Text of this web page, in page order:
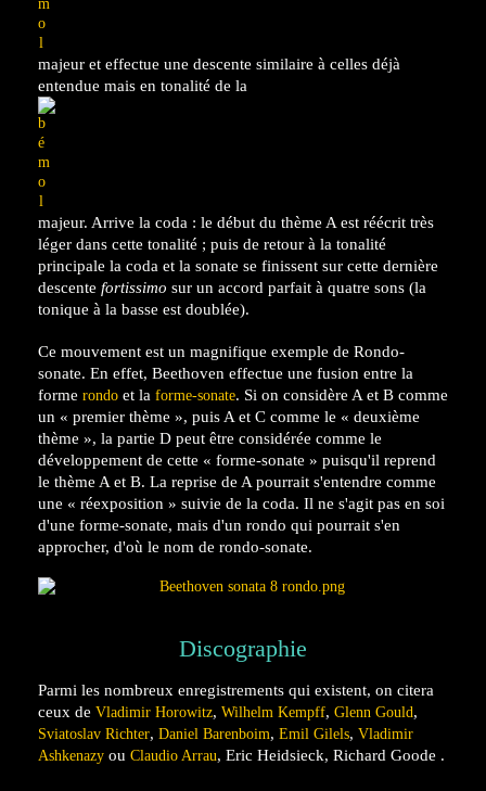
majeur et effectue une descente similaire à celles déjà
entendue mais en tonalité de la
majeur. Arrive la coda : le début du thème A est réécrit très
léger dans cette tonalité ; puis de retour à la tonalité
principale la coda et la sonate se finissent sur cette dernière
descente fortissimo sur un accord parfait à quatre sons (la
tonique à la basse est doublée).
Ce mouvement est un magnifique exemple de Rondo-
sonate. En effet, Beethoven effectue une fusion entre la
forme rondo et la forme-sonate. Si on considère A et B comme
un « premier thème », puis A et C comme le « deuxième
thème », la partie D peut être considérée comme le
développement de cette « forme-sonate » puisqu'il reprend
le thème A et B. La reprise de A pourrait s'entendre comme
une « réexposition » suivie de la coda. Il ne s'agit pas en soi
d'une forme-sonate, mais d'un rondo qui pourrait s'en
approcher, d'où le nom de rondo-sonate.
Discographie
Parmi les nombreux enregistrements qui existent, on citera
ceux de Vladimir Horowitz, Wilhelm Kempff, Glenn Gould,
Sviatoslav Richter, Daniel Barenboim, Emil Gilels, Vladimir
Ashkenazy ou Claudio Arrau, Eric Heidsieck, Richard Goode .